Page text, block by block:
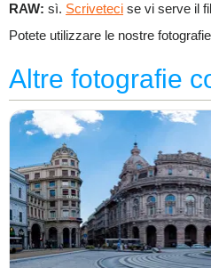
RAW: sì. Scriveteci se vi serve il
Potete utilizzare le nostre
Altre fotografie